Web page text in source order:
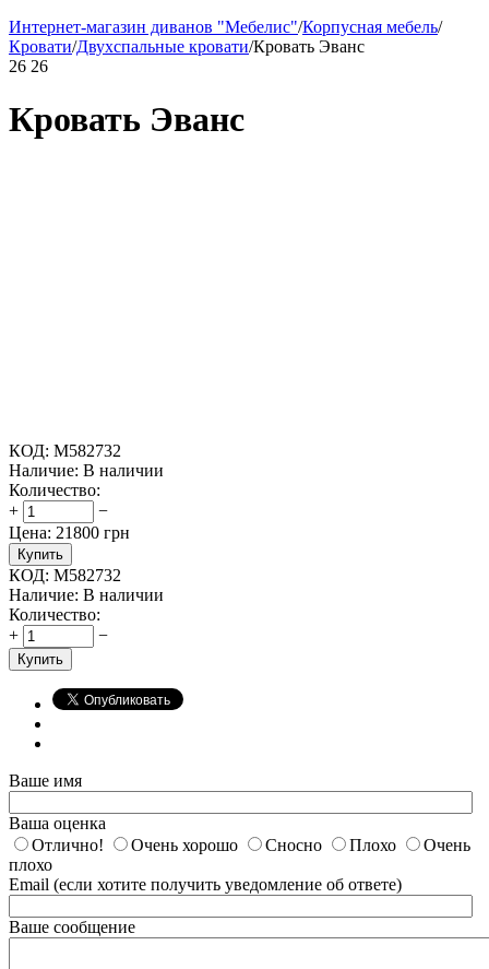
Интернет-магазин диванов "Мебелис"/Корпусная мебель/
Кровати/Двухспальные кровати/Кровать Эванс
26 26
Кровать Эванс
КОД: M582732
Наличие: В наличии
Количество:
+
−
Цена: 21800 грн
Купить
КОД: M582732
Наличие: В наличии
Количество:
+
−
Купить
Ваше имя
Ваша оценка
Отлично!
Очень хорошо Сносно Плохо
Очень
плохо
Email (если хотите получить уведомление об ответе)
Ваше сообщение